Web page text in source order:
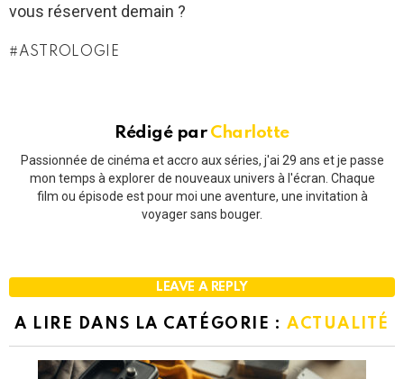
vous réservent demain ?
ASTROLOGIE
Rédigé par Charlotte
Passionnée de cinéma et accro aux séries, j'ai 29 ans et je passe
mon temps à explorer de nouveaux univers à l'écran. Chaque
film ou épisode est pour moi une aventure, une invitation à
voyager sans bouger.
LEAVE A REPLY
A LIRE DANS LA CATÉGORIE : ACTUALITÉ